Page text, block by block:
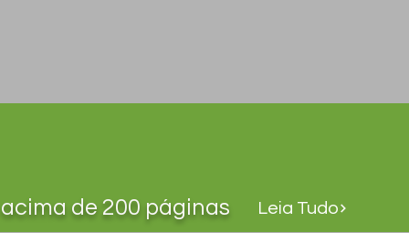
acima de 200 páginas Leia Tudo